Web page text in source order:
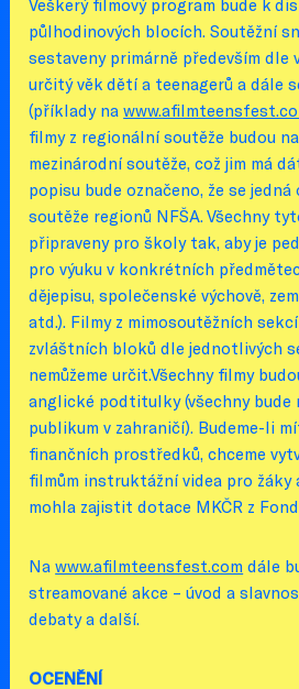
Veškerý filmový program bude k
půlhodinových blocích. Soutěžní
sestaveny primárně především
určitý věk dětí a teenagerů a dále
(příklady na
filmy z regionální soutěže budou
mezinárodní soutěže, což jim má
popisu bude označeno, že se
soutěže regionů NFŠA. Všechny
připraveny pro školy tak, aby je
pro výuku v konkrétních
dějepisu, společenské výchově,
atd.). Filmy z mimosoutěžních
zvláštních bloků dle jednotlivých
nemůžeme určit.Všechny filmy
anglické podtitulky (všechny bude
publikum v zahraničí). Budeme-li
finančních prostředků, chceme
filmům instruktážní videa pro žáky
mohla zajistit dotace MKČR z
Nawww.afilmteensfest.com dále
streamované akce – úvod a
debaty a další.
OCENĚNÍ